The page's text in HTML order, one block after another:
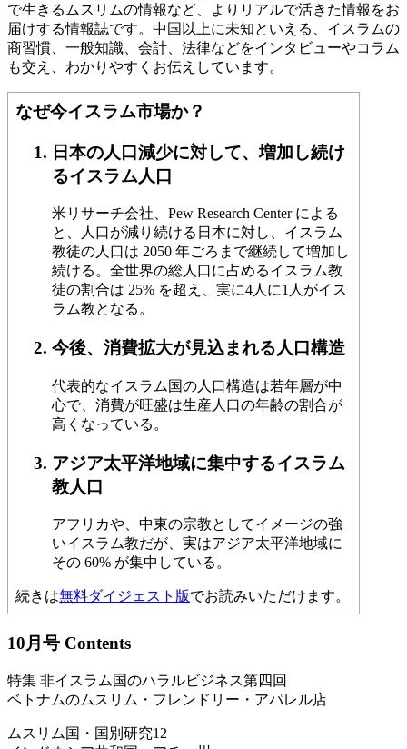
で生きるムスリムの情報など、よりリアルで活きた情報をお
届けする情報誌です。中国以上に未知といえる、イスラムの
商習慣、一般知識、会計、法律などをインタビューやコラム
も交え、わかりやすくお伝えしています。
なぜ今イスラム市場か？
日本の人口減少に対して、増加し続け
るイスラム人口
米リサーチ会社、Pew Research Center による
と、人口が減り続ける日本に対し、イスラム
教徒の人口は 2050 年ごろまで継続して増加し
続ける。全世界の総人口に占めるイスラム教
徒の割合は 25% を超え、実に4人に1人がイス
ラム教となる。
今後、消費拡大が見込まれる人口構造
代表的なイスラム国の人口構造は若年層が中
心で、消費が旺盛は生産人口の年齢の割合が
高くなっている。
アジア太平洋地域に集中するイスラム
教人口
アフリカや、中東の宗教としてイメージの強
いイスラム教だが、実はアジア太平洋地域に
その 60% が集中している。
続きは無料ダイジェスト版でお読みいただけます。
10月号 Contents
特集 非イスラム国のハラルビジネス第四回
ベトナムのムスリム・フレンドリー・アパレル店
ムスリム国・国別研究12